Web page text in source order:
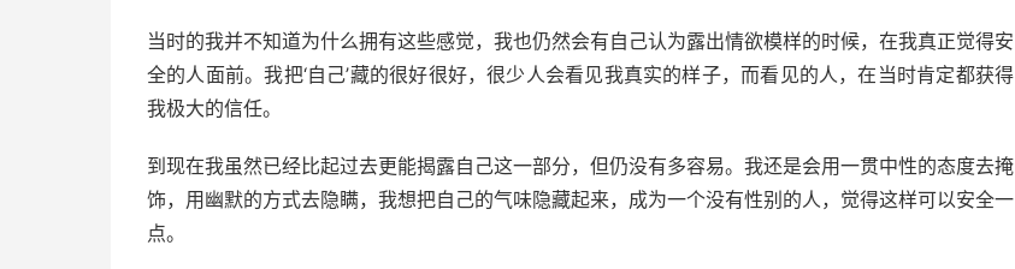
当时的我并不知道为什么拥有这些感觉，我也仍然会有自己认为露出情欲模样的时候，在我真正觉得安
全的人面前。我把‘自己’藏的很好很好，很少人会看见我真实的样子，而看见的人，在当时肯定都获得
我极大的信任。
到现在我虽然已经比起过去更能揭露自己这一部分，但仍没有多容易。我还是会用一贯中性的态度去掩
饰，用幽默的方式去隐瞒，我想把自己的气味隐藏起来，成为一个没有性别的人，觉得这样可以安全一
点。